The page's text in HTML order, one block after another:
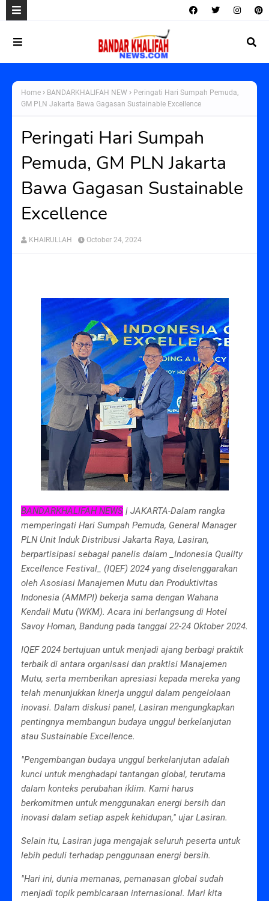
Home BANDARKHALIFAH NEW
Peringati Hari Sumpah Pemuda,
GM PLN Jakarta Bawa Gagasan Sustainable Excellence
Peringati Hari Sumpah
Pemuda, GM PLN Jakarta
Bawa Gagasan Sustainable
Excellence
KHAIRULLAH October 24, 2024
BANDARKHALIFAH NEWS | JAKARTA-Dalam rangka
memperingati Hari Sumpah Pemuda, General Manager
PLN Unit Induk Distribusi Jakarta Raya, Lasiran,
berpartisipasi sebagai panelis dalam _Indonesia Quality
Excellence Festival_ (IQEF) 2024 yang diselenggarakan
oleh Asosiasi Manajemen Mutu dan Produktivitas
Indonesia (AMMPI) bekerja sama dengan Wahana
Kendali Mutu (WKM). Acara ini berlangsung di Hotel
Savoy Homan, Bandung pada tanggal 22-24 Oktober 2024.
IQEF 2024 bertujuan untuk menjadi ajang berbagi praktik
terbaik di antara organisasi dan praktisi Manajemen
Mutu, serta memberikan apresiasi kepada mereka yang
telah menunjukkan kinerja unggul dalam pengelolaan
inovasi. Dalam diskusi panel, Lasiran mengungkapkan
pentingnya membangun budaya unggul berkelanjutan
atau Sustainable Excellence.
"Pengembangan budaya unggul berkelanjutan adalah
kunci untuk menghadapi tantangan global, terutama
dalam konteks perubahan iklim. Kami harus
berkomitmen untuk menggunakan energi bersih dan
inovasi dalam setiap aspek kehidupan," ujar Lasiran.
Selain itu, Lasiran juga mengajak seluruh peserta untuk
lebih peduli terhadap penggunaan energi bersih.
"Hari ini, dunia memanas, pemanasan global sudah
menjadi topik pembicaraan internasional. Mari kita